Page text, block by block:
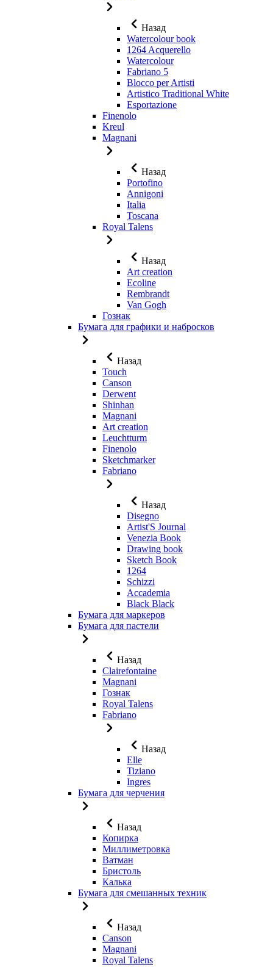
Назад
Watercolour book
1264 Acquerello
Watercolour
Fabriano 5
Blocco per Artisti
Artistico Traditional White
Esportazione
Finenolo
Kreul
Magnani
Назад
Portofino
Annigoni
Italia
Toscana
Royal Talens
Назад
Art creation
Ecoline
Rembrandt
Van Gogh
Гознак
Бумага для графики и набросков
Назад
Touch
Canson
Derwent
Shinhan
Magnani
Art creation
Leuchtturm
Finenolo
Sketchmarker
Fabriano
Назад
Disegno
Artist'S Journal
Venezia Book
Drawing book
Sketch Book
1264
Schizzi
Accademia
Black Black
Бумага для маркеров
Бумага для пастели
Назад
Clairefontaine
Magnani
Гознак
Royal Talens
Fabriano
Назад
Elle
Tiziano
Ingres
Бумага для черчения
Назад
Копирка
Миллиметровка
Ватман
Бристоль
Калька
Бумага для смешанных техник
Назад
Canson
Magnani
Royal Talens